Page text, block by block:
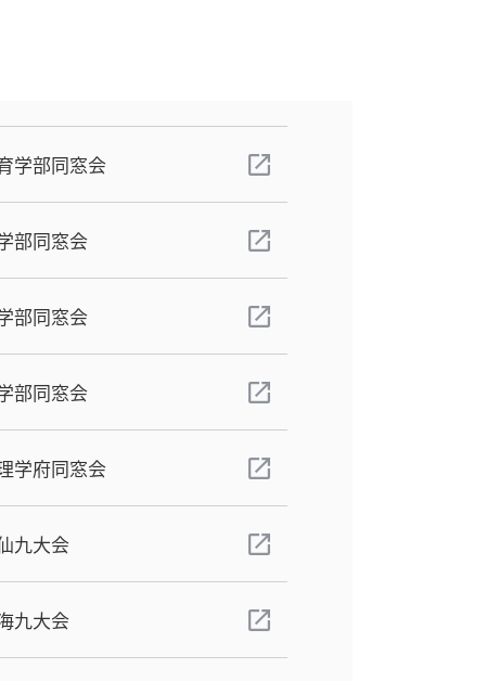
学部同窓会
部同窓会
部同窓会
部同窓会
学府同窓会
九大会
九大会